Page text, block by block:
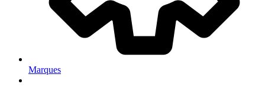
Marques